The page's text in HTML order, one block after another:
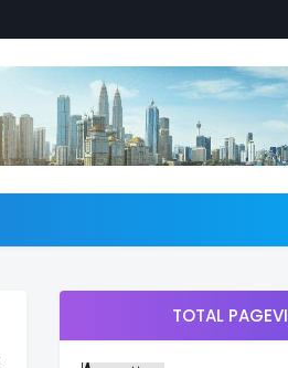
TOTAL